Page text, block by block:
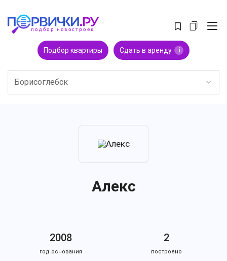
Подбор квартиры Сдать в аренду i
Борисоглебск
Алекс
2008
год основания
2
построено